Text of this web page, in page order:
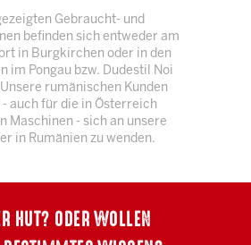
Gebraucht- und
befinden sich entweder am
in Burgkirchen oder in den
im Pongau bzw. Dudestil Noi
rumänischen Kunden
auch für die in Österreich
Maschinen - sich an unsere
in Rumänien zu wenden.
HUT? ODER WOLLEN